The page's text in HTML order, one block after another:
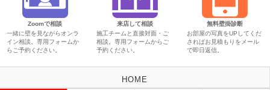
Zoomで相談
一緒に壁を見ながらオンラ
イン相談。専用フォームか
らご予約ください。
来店して相談
施工チームと直接対面・ご
相談。専用フォームからご
予約ください。
無料壁掛診断
お部屋の写真をUPしてくだ
さればお見積もりをメール
で即日返信。
HOME